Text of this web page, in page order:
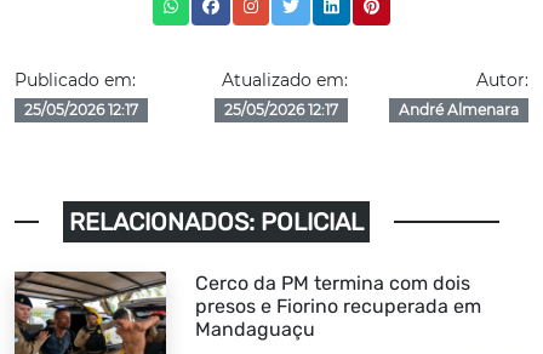
Publicado em:
25/05/2026 12:17
Atualizado em:
25/05/2026 12:17
Autor:
André Almenara
RELACIONADOS: POLICIAL
Cerco da PM termina com dois
presos e Fiorino recuperada em
Mandaguaçu